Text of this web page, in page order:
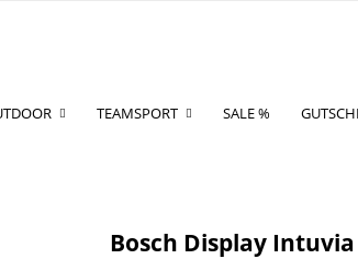
TEAMSPORT SALE %
Bosch Display